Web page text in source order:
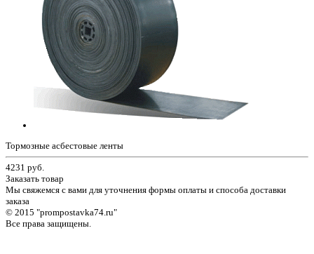
Тормозные асбестовые ленты
4231 руб.
Заказать товар
Мы свяжемся с вами для уточнения формы оплаты и способа доставки
заказа
© 2015 "prompostavka74.ru"
Все права защищены.